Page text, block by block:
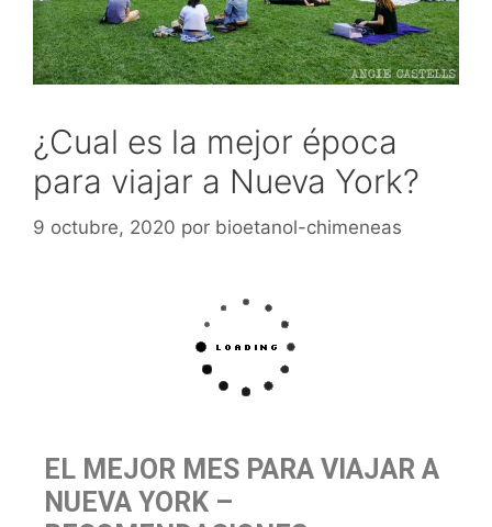
¿Cual es la mejor época
para viajar a Nueva York?
9 octubre, 2020 por bioetanol-chimeneas
EL MEJOR MES PARA VIAJAR A
NUEVA YORK –